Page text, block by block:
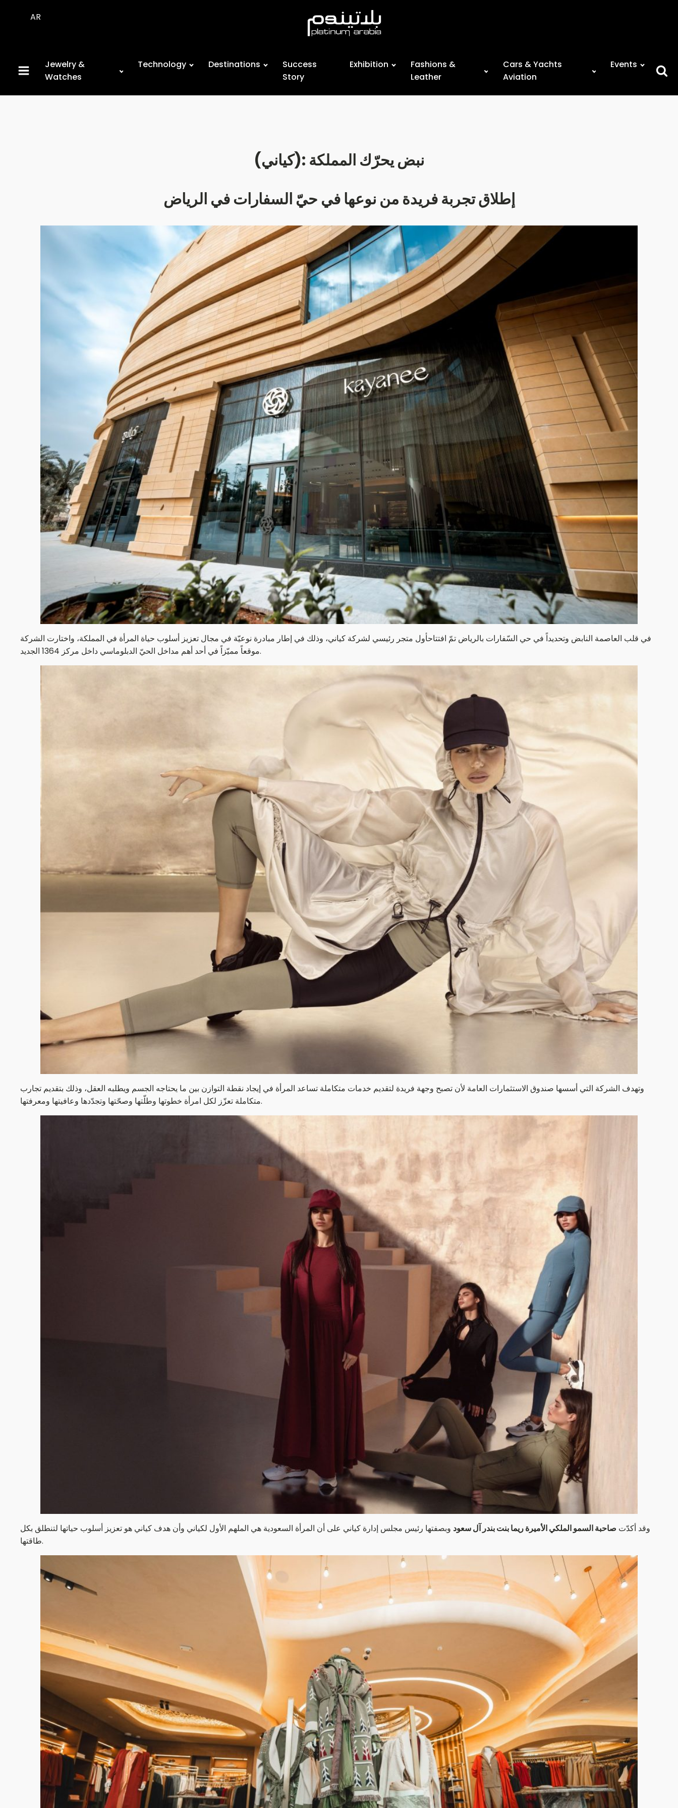
AR
Jewelry &
Watches
Technology Destinations
Success
Story
Exhibition
Fashions &
Leather
Cars & Yachts
Aviation
Events
(كياني): نبض يحرّك المملكة
إطلاق تجربة فريدة من نوعها في حيّ السفارات في الرياض
في قلب العاصمة النابض وتحديداً في حي السّفارات بالرياض تمّ افتتاحأول متجر رئيسي لشركة كياني، وذلك في إطار مبادرة نوعيّة في مجال تعزيز أسلوب حياة المرأة في المملكة، واختارت الشركة
موقعاً مميّزاً في أحد أهم مداخل الحيّ الدبلوماسي داخل مركز 1364 الجديد.
وتهدف الشركة التي أسسها صندوق الاستثمارات العامة لأن تصبح وجهة فريدة لتقديم خدمات متكاملة تساعد المرأة في إيجاد نقطة التوازن بين ما يحتاجه الجسم ويطلبه العقل، وذلك بتقديم تجارب
متكاملة تعزّز لكل امرأة خطوتها وطلّتها وصحّتها وتجدّدها وعافيتها ومعرفتها.
وقد أكدّت صاحبة السمو الملكي الأميرة ريما بنت بندر آل سعود وبصفتها رئيس مجلس إدارة كياني على أن المرأة السعودية هي الملهم الأول لكياني وأن هدف كياني هو تعزيز أسلوب حياتها لتنطلق بكل
طاقتها.